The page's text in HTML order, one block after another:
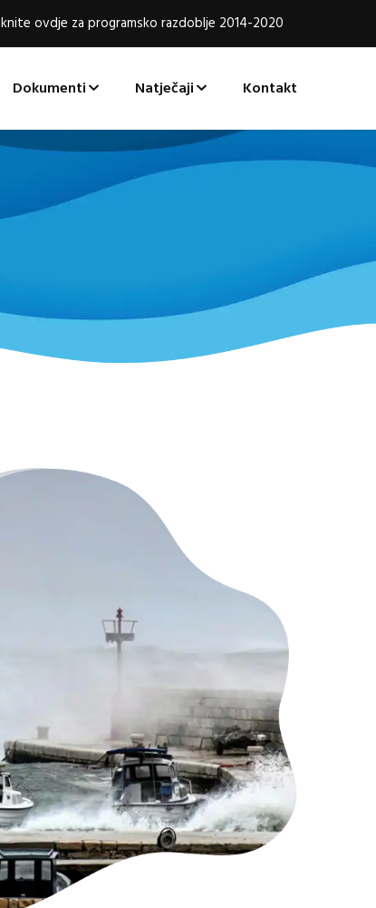
ovdje za programsko razdoblje 2014-2020
Dokumenti Natječaji Kontakt